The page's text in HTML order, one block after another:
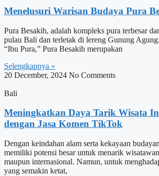
Menelusuri Warisan Budaya Pura
Pura Besakih, adalah kompleks pura terbesar
pulau Bali dan terletak di lereng Gunung
“Ibu Pura,” Pura Besakih merupakan
Selengkapnya »
20 December, 2024 No Comments
Bali
Meningkatkan Daya Tarik Wisata
dengan Jasa Komen TikTok
Dengan keindahan alam serta kekayaan
memiliki potensi besar untuk menarik
maupun internasional. Namun, untuk
yang semakin ketat,